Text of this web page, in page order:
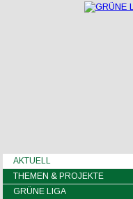
AKTUELL
THEMEN & PROJEKTE
GRÜNE LIGA